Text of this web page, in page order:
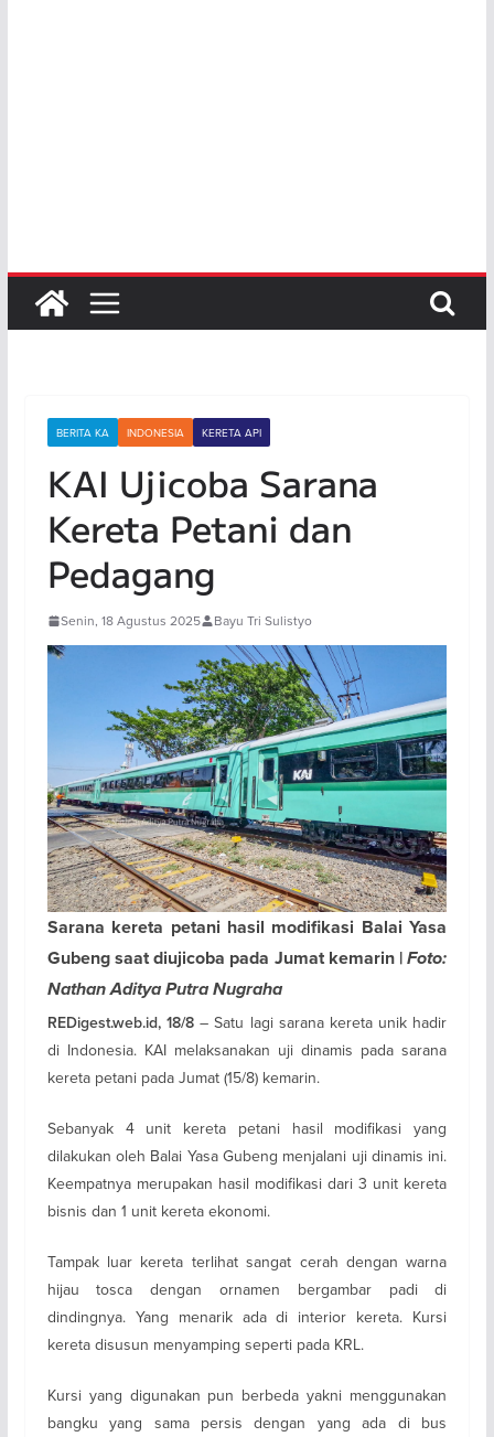
BERITA KA INDONESIA KERETA API
KAI Ujicoba Sarana
Kereta Petani dan
Pedagang
Senin, 18 Agustus 2025 Bayu Tri Sulistyo
Sarana kereta petani hasil modifikasi Balai Yasa
Gubeng saat diujicoba pada Jumat kemarin |Foto:
Nathan Aditya Putra Nugraha
REDigest.web.id, 18/8– Satu lagi sarana kereta unik hadir
di Indonesia. KAI melaksanakan uji dinamis pada sarana
kereta petani pada Jumat (15/8) kemarin.
Sebanyak 4 unit kereta petani hasil modifikasi yang
dilakukan oleh Balai Yasa Gubeng menjalani uji dinamis ini.
Keempatnya merupakan hasil modifikasi dari 3 unit kereta
bisnis dan 1 unit kereta ekonomi.
Tampak luar kereta terlihat sangat cerah dengan warna
hijau tosca dengan ornamen bergambar padi di
dindingnya. Yang menarik ada di interior kereta. Kursi
kereta disusun menyamping seperti pada KRL.
Kursi yang digunakan pun berbeda yakni menggunakan
bangku yang sama persis dengan yang ada di bus